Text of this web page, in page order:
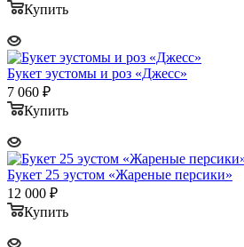
Купить
Букет эустомы и роз «Джесс»
7 060 ₽
Купить
Букет 25 эустом «Жареные персики»
12 000 ₽
Купить